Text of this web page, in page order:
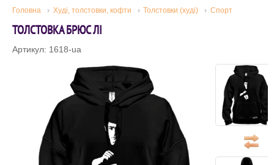
Головна Худі, толстовки, кофти Толстовки (худі) Спорт
ТОЛСТОВКА БРЮС ЛІ
Артикул: 1618-ua